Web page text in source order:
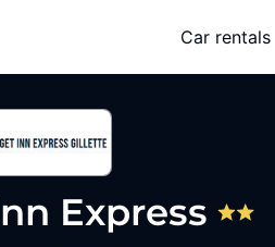
Car rentals
Express
Πληροφορίες ξενοδοχείου